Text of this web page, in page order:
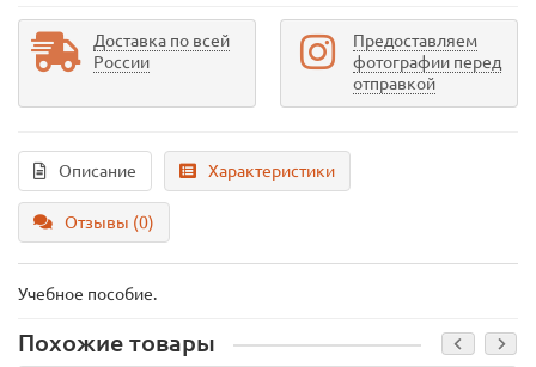
Доставка по всей
России
Предоставляем
фотографии перед
отправкой
Описание Характеристики
Отзывы (0)
Учебное пособие.
Похожие товары